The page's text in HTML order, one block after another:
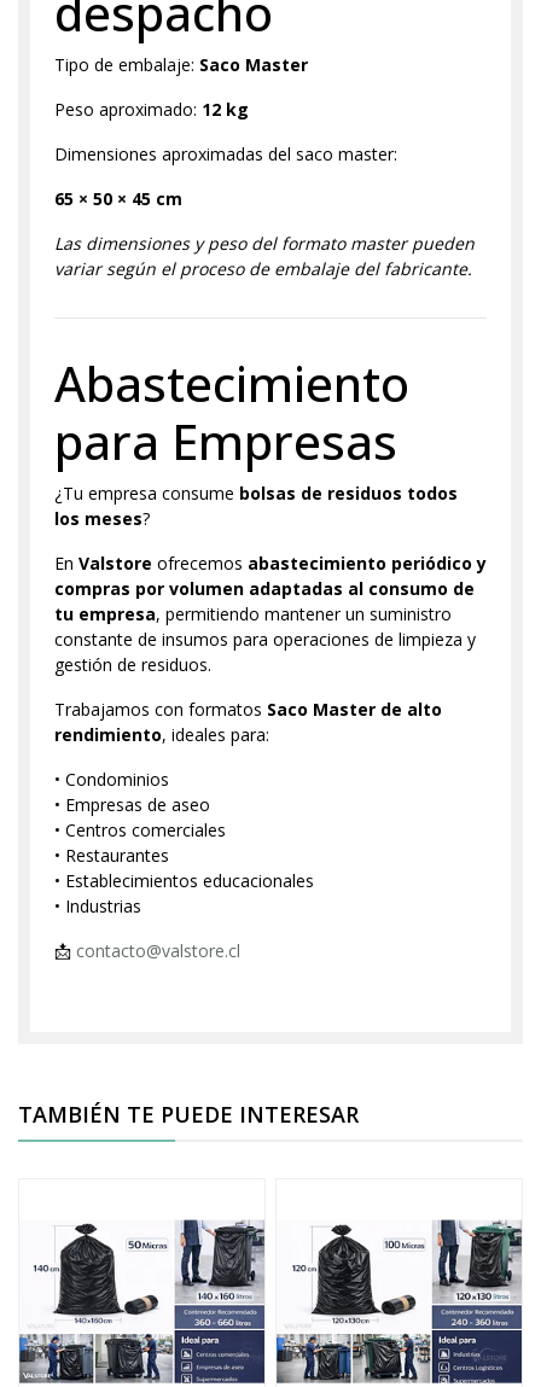
Tipo de embalaje: Saco Master
Peso aproximado: 12 kg
Dimensiones aproximadas del saco master:
65 × 50 × 45 cm
Las dimensiones y peso del formato master pueden
variar según el proceso de embalaje del fabricante.
Abastecimiento
para Empresas
¿Tu empresa consume bolsas de residuos todos
los meses?
En Valstore ofrecemos abastecimiento periódico y
compras por volumen adaptadas al consumo de
tu empresa, permitiendo mantener un suministro
constante de insumos para operaciones de limpieza y
gestión de residuos.
Trabajamos con formatos Saco Master de alto
rendimiento, ideales para:
• Condominios
• Empresas de aseo
• Centros comerciales
• Restaurantes
• Establecimientos educacionales
• Industrias
📩 contacto@valstore.cl
TAMBIÉN TE PUEDE INTERESAR